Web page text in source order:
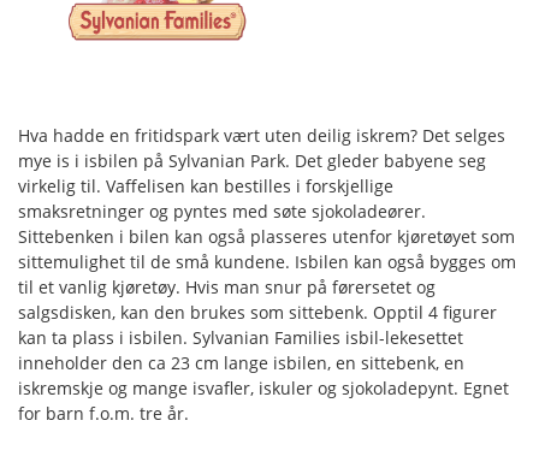
Hva hadde en fritidspark vært uten deilig iskrem? Det selges
mye is i isbilen på Sylvanian Park. Det gleder babyene seg
virkelig til. Vaffelisen kan bestilles i forskjellige
smaksretninger og pyntes med søte sjokoladeører.
Sittebenken i bilen kan også plasseres utenfor kjøretøyet som
sittemulighet til de små kundene. Isbilen kan også bygges om
til et vanlig kjøretøy. Hvis man snur på førersetet og
salgsdisken, kan den brukes som sittebenk. Opptil 4 figurer
kan ta plass i isbilen. Sylvanian Families isbil-lekesettet
inneholder den ca 23 cm lange isbilen, en sittebenk, en
iskremskje og mange isvafler, iskuler og sjokoladepynt. Egnet
for barn f.o.m. tre år.